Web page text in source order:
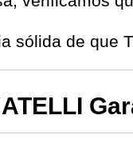
sólida de que